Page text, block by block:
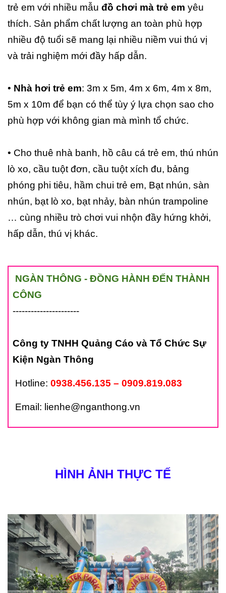
trẻ em với nhiều mẫu đồ chơi mà trẻ em yêu
thích. Sản phẩm chất lượng an toàn phù hợp
nhiều độ tuổi sẽ mang lại nhiều niềm vui thú vị
và trải nghiệm mới đầy hấp dẫn.
• Nhà hơi trẻ em: 3m x 5m, 4m x 6m, 4m x 8m,
5m x 10m để bạn có thể tùy ý lựa chọn sao cho
phù hợp với không gian mà mình tổ chức.
• Cho thuê nhà banh, hồ câu cá trẻ em, thú nhún
lò xo, cầu tuột đơn, cầu tuột xích đu, bảng
phóng phi tiêu, hầm chui trẻ em, Bạt nhún, sàn
nhún, bạt lò xo, bạt nhảy, bàn nhún trampoline
… cùng nhiều trò chơi vui nhộn đầy hứng khởi,
hấp dẫn, thú vị khác.
NGÀN THÔNG - ĐỒNG HÀNH ĐẾN THÀNH
CÔNG
----------------------
Công ty TNHH Quảng Cáo và Tổ Chức Sự
Kiện Ngàn Thông
Hotline: 0938.456.135 – 0909.819.083
Email: lienhe@nganthong.vn
HÌNH ẢNH THỰC TẾ